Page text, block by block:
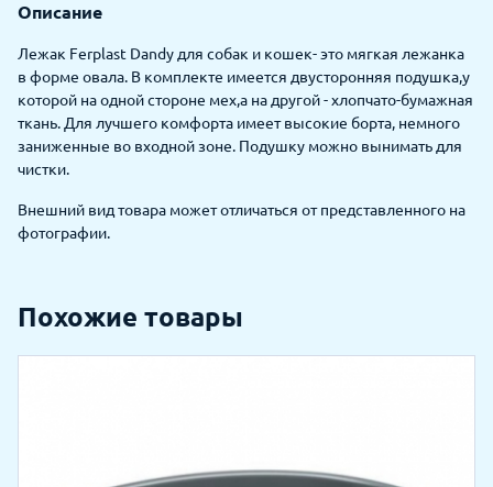
Описание
Лежак Ferplast Dandy для собак и кошек- это мягкая лежанка
в форме овала. В комплекте имеется двусторонняя подушка,у
которой на одной стороне мех,а на другой - хлопчато-бумажная
ткань. Для лучшего комфорта имеет высокие борта, немного
заниженные во входной зоне. Подушку можно вынимать для
чистки.
Внешний вид товара может отличаться от представленного на
фотографии.
Похожие товары